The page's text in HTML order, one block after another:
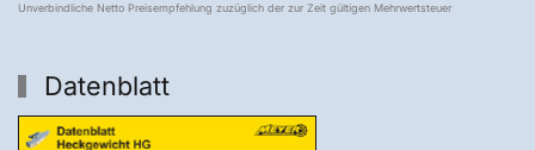
Unverbindliche Netto Preisempfehlung zuzüglich der zur Zeit gültigen Mehrwertsteuer
Datenblatt